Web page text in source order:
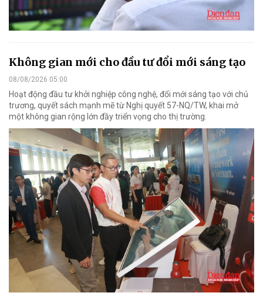
Không gian mới cho đầu tư đổi mới sáng tạo
08/08/2026 05:00
Hoạt động đầu tư khởi nghiệp công nghệ, đổi mới sáng tạo với chủ
trương, quyết sách mạnh mẽ từ Nghị quyết 57-NQ/TW, khai mở
một không gian rộng lớn đầy triển vọng cho thị trường.